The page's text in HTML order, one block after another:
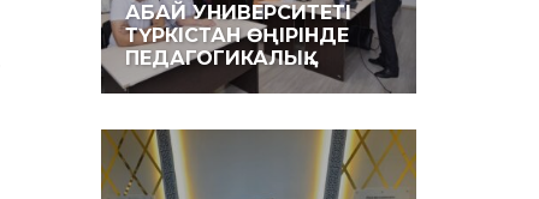
АБАЙ УНИВЕРСИТЕТІ
ТҮРКІСТАН ӨҢІРІНДЕ
ПЕДАГОГИКАЛЫҚ…